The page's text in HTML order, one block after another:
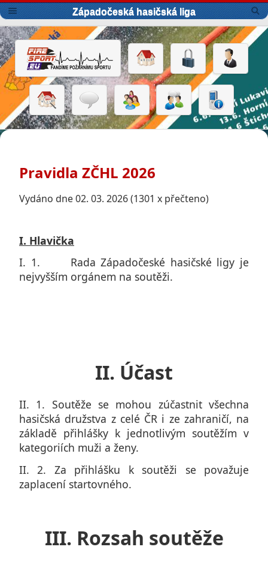
Západočeská hasičská liga
Pravidla ZČHL 2026
Vydáno dne 02. 03. 2026 (1301 x přečteno)
I. Hlavička
I. 1. Rada Západočeské hasičské ligy je
nejvyšším orgánem na soutěži.
II. Účast
II. 1. Soutěže se mohou zúčastnit všechna
hasičská družstva z celé ČR i ze zahraničí, na
základě přihlášky k jednotlivým soutěžím v
kategoriích muži a ženy.
II. 2. Za přihlášku k soutěži se považuje
zaplacení startovného.
III. Rozsah soutěže